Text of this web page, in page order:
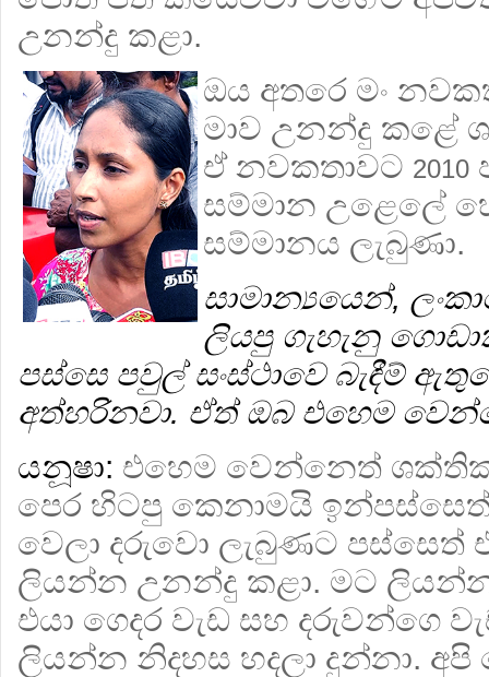
උනන්දු කළා.
ඔය අතරෙ මං
මාව උනන්දු කළේ
ඒ නවකතාවට 2010
සම්මාන උළෙලේ
සම්මානය ලැබුණා.
සාමාන්‍යයෙන්,
ලියපු ගැහැනු
පස්සෙ පවුල් සංස්ථාවෙ බැඳීම්
අත්හරිනවා. ඒත් ඔබ එහෙම
යනූෂා: එහෙම වෙන්නෙත් ශක්තික
පෙර හිටපු කෙනාමයි
වෙලා දරුවො ලැබුණට පස්සෙත්
ලියන්න උනන්දු කළා. මට
එයා ගෙදර වැඩ සහ දරුවන්ගෙ
ලියන්න නිදහස හදලා දුන්නා. අපි